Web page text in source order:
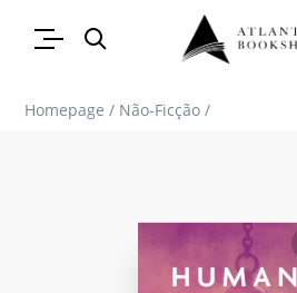
Homepage / Não-Ficção /